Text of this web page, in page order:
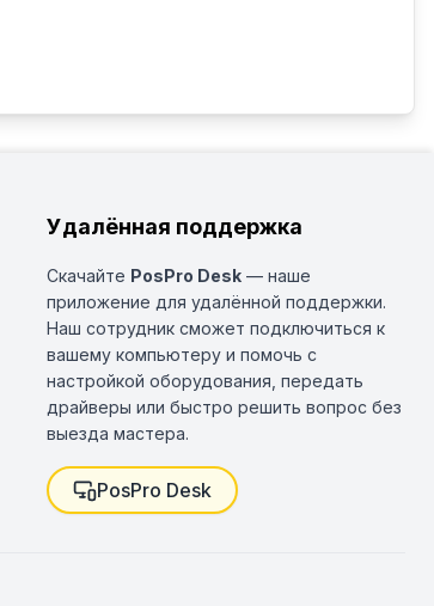
Удалённая поддержка
Скачайте PosPro Desk — наше
приложение для удалённой поддержки.
Наш сотрудник сможет подключиться к
вашему компьютеру и помочь с
настройкой оборудования, передать
драйверы или быстро решить вопрос без
выезда мастера.
PosPro Desk